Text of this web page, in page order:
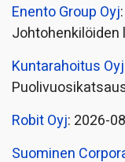
Enento Group Oyj
Kuntarahoitus Oyj
Robit Oyj: 2026-
Suominen